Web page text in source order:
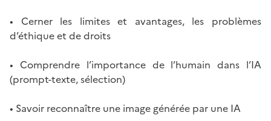
• Cerner les limites et avantages, les problèmes
d’éthique et de droits
• Comprendre l’importance de l’humain dans l’IA
(prompt-texte, sélection)
• Savoir reconnaître une image générée par une IA